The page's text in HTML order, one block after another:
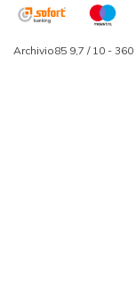
Archivio85 9,7 / 10 - 360